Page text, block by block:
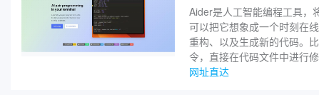
Aider是人工智能编程工具，
可以把它想象成一个时刻在
重构、以及生成新的代码。
令，直接在代码文件中进行修
网址直达